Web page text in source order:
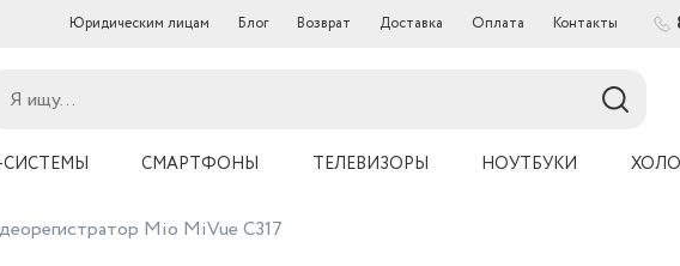
Юридическим лицам Блог Возврат Доставка Оплата Контакты
СМАРТФОНЫ ТЕЛЕВИЗОРЫ НОУТБУКИ
Mio MiVue C317